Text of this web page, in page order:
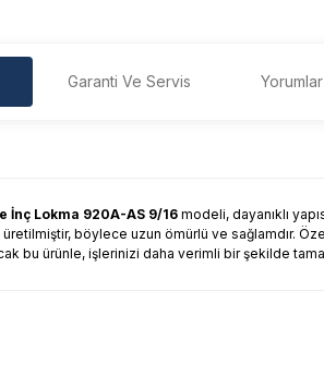
Garanti Ve Servis Yorumlar
İnç Lokma 920A-AS 9/16 modeli, dayanıklı
böylece uzun ömürlü ve sağlamdır.
bu ürünle, işlerinizi daha verimli bir şekilde